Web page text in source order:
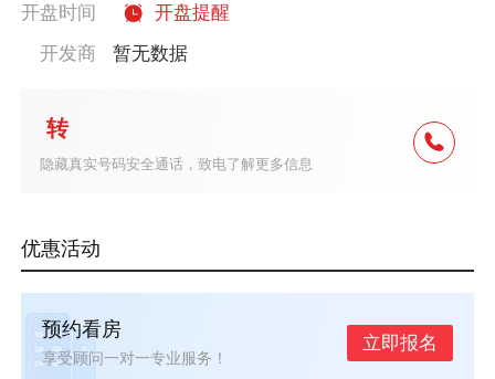
开盘时间
开盘提醒
开发商
暂无数据
转
隐藏真实号码安全通话，致电了解更多信息
优惠活动
预约看房
享受顾问一对一专业服务！
立即报名